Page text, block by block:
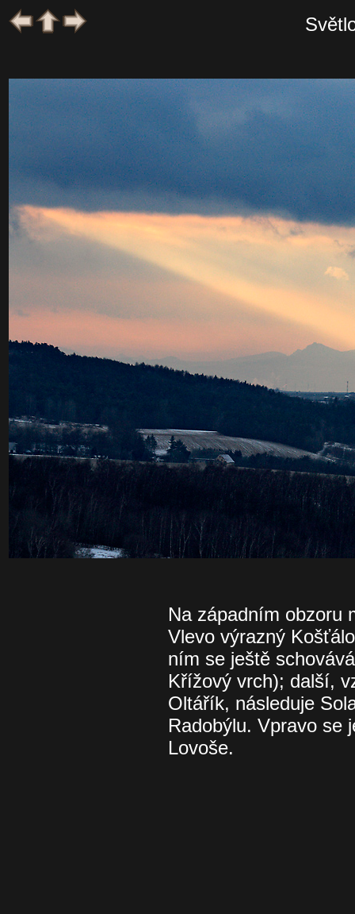
Na západním obzoru
Vlevo výrazný
ním se ještě
Křížový vrch); další,
Oltářík, následuje
Radobýlu. Vpravo se
Lovoše.